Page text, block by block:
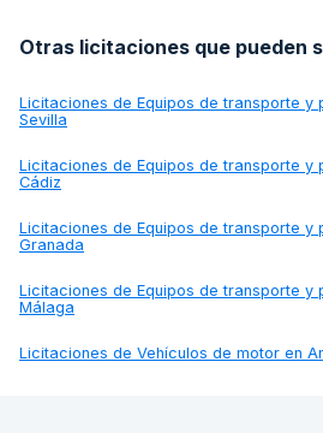
Otras licitaciones que pueden
Licitaciones de Equipos de transporte y
Sevilla
Licitaciones de Equipos de transporte y
Cádiz
Licitaciones de Equipos de transporte y
Granada
Licitaciones de Equipos de transporte y
Málaga
Licitaciones de Vehículos de motor en